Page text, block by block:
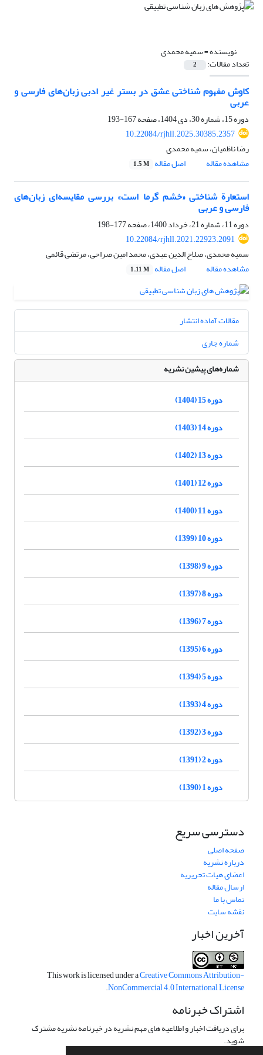
نویسنده =سمیه محمدی
تعداد مقالات: 2
کاوش مفهوم شناختی عشق در بستر غیر ادبی زبان‌های فارسی و
عربی
دوره 15، شماره 30، دی 1404، صفحه
167-193
10.22084/rjhll.2025.30385.2357
رضا ناظمیان، سمیه محمدی
مشاهده مقاله
اصل مقاله 1.5 M
استعارة‌ شناختی «خشم گرما است» بررسی مقایسه‌ای زبان‌های
فارسی و عربی
دوره 11، شماره 21، خرداد 1400، صفحه
177-198
10.22084/rjhll.2021.22923.2091
سمیه محمدی، صلاح الدین عبدی، محمد امین صراحی، مرتضی قائمی
مشاهده مقاله
اصل مقاله 1.11 M
مقالات آماده انتشار
شماره جاری
شماره‌های پیشین نشریه
دوره 15 (1404)
دوره 14 (1403)
دوره 13 (1402)
دوره 12 (1401)
دوره 11 (1400)
دوره 10 (1399)
دوره 9 (1398)
دوره 8 (1397)
دوره 7 (1396)
دوره 6 (1395)
دوره 5 (1394)
دوره 4 (1393)
دوره 3 (1392)
دوره 2 (1391)
دوره 1 (1390)
دسترسی سریع
صفحه اصلی
درباره نشریه
اعضای هیات تحریریه
ارسال مقاله
تماس با ما
نقشه سایت
آخرین اخبار
This work is licensed under aCreative Commons Attribution-
NonCommercial 4.0 International License
.
اشتراک خبرنامه
برای دریافت اخبار و اطلاعیه های مهم نشریه در خبرنامه نشریه مشترک
شوید.